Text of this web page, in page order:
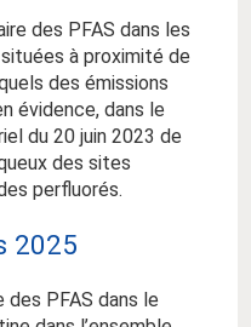
des PFAS dans les
à proximité de
des émissions
évidence, dans le
du 20 juin 2023 de
des sites
perfluorés.
2025
PFAS dans le